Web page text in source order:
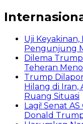
Uji
Pengunjung
Dilema
Teheran
Trump
Hilang di Iran,
Ruang Situasi
Lagi! Senat
Donald